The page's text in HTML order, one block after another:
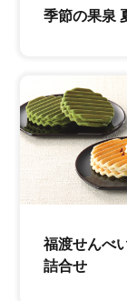
季節の果泉
福渡せんべ
詰合せ